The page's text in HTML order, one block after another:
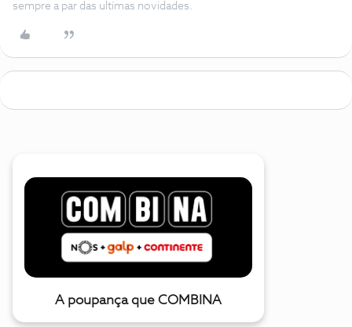
sempre a par das ultimas novidades.
A poupança que COMBINA